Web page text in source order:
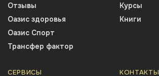
Отзывы
Оазис здоровья
Оазис Спорт
Трансфер фактор
Курсы
Книги
СЕРВИСЫ КОНТАКТЫ